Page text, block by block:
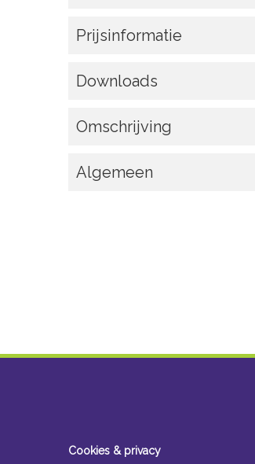
Prijsinformatie
Downloads
Omschrijving
Algemeen
Cookies & privacy